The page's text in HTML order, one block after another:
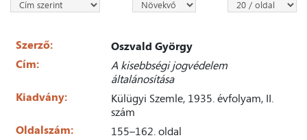
Szerző:
Oszvald György
Cím:
A kisebbségi jogvédelem
általánosítása
Kiadvány:
Külügyi Szemle, 1935. évfolyam, II.
szám
Oldalszám:
155–162. oldal